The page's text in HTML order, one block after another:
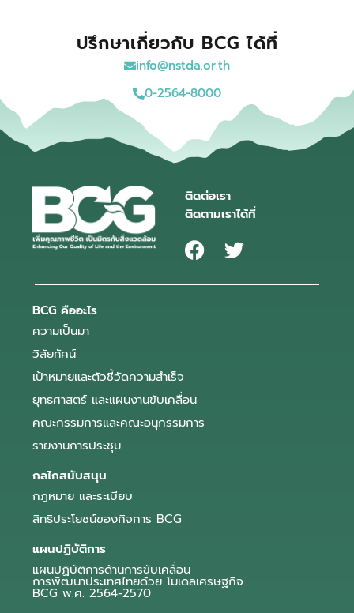
ปรึกษาเกี่ยวกับ BCG ได้ที่
info@nstda.or.th
0-2564-8000
ติดต่อเรา
ติดตามเราได้ที่
BCG คืออะไร
ความเป็นมา
วิสัยทัศน์
เป้าหมายและตัวชี้วัดความสำเร็จ
ยุทธศาสตร์ และแผนงานขับเคลื่อน
คณะกรรมการและคณะอนุกรรมการ
รายงานการประชุม
กลไกสนับสนุน
กฎหมาย และระเบียบ
สิทธิประโยชน์ของกิจการ BCG
แผนปฏิบัติการ
แผนปฏิบัติการด้านการขับเคลื่อน
การพัฒนาประเทศไทยด้วย โมเดลเศรษฐกิจ
BCG พ.ศ. 2564-2570